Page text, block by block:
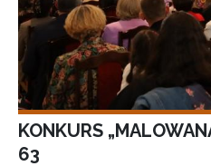
KONKURS
63